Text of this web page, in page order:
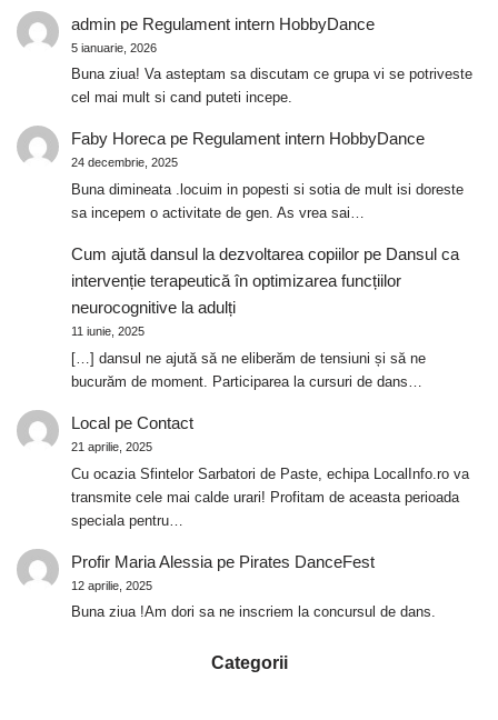
adminpe Regulament intern HobbyDance
5 ianuarie, 2026
Buna ziua! Va asteptam sa discutam ce grupa vi se potriveste
cel mai mult si cand puteti incepe.
Faby Horecape Regulament intern HobbyDance
24 decembrie, 2025
Buna dimineata .locuim in popesti si sotia de mult isi doreste
sa incepem o activitate de gen. As vrea sai…
Cum ajută dansul la dezvoltarea copiilorpe Dansul ca
intervenție terapeutică în optimizarea funcțiilor
neurocognitive la adulți
11 iunie, 2025
[…] dansul ne ajută să ne eliberăm de tensiuni și să ne
bucurăm de moment. Participarea la cursuri de dans…
Localpe Contact
21 aprilie, 2025
Cu ocazia Sfintelor Sarbatori de Paste, echipa LocalInfo.ro va
transmite cele mai calde urari! Profitam de aceasta perioada
speciala pentru…
Profir Maria Alessiape Pirates DanceFest
12 aprilie, 2025
Buna ziua !Am dori sa ne inscriem la concursul de dans.
Categorii